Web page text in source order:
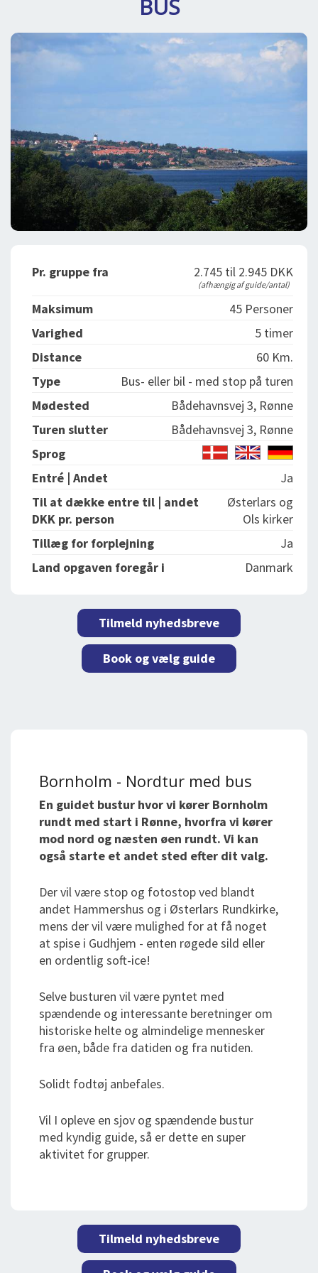
BOOKING
BUS
Pr. gruppe fra 2.745 til 2.945 DKK
(afhængig af guide/antal)
Maksimum
45 Personer
Varighed
5 timer
Distance
60 Km.
Type
Bus- eller bil - med stop på turen
Mødested
Bådehavnsvej 3, Rønne
Turen slutter
Bådehavnsvej 3, Rønne
Sprog
Entré | Andet
Ja
Til at dække entre til | andet
DKK pr. person
Østerlars og
Ols kirker
Tillæg for forplejning
Ja
Land opgaven foregår i
Danmark
Tilmeld nyhedsbreve
Book og vælg guide
Bornholm - Nordtur med bus
En guidet bustur hvor vi kører Bornholm
rundt med start i Rønne, hvorfra vi kører
mod nord og næsten øen rundt. Vi kan
også starte et andet sted efter dit valg.
Der vil være stop og fotostop ved blandt
andet Hammershus og i Østerlars Rundkirke,
mens der vil være mulighed for at få noget
at spise i Gudhjem - enten røgede sild eller
en ordentlig soft-ice!
Selve busturen vil være pyntet med
spændende og interessante beretninger om
historiske helte og almindelige mennesker
fra øen, både fra datiden og fra nutiden.
Solidt fodtøj anbefales.
Vil I opleve en sjov og spændende bustur
med kyndig guide, så er dette en super
aktivitet for grupper.
Tilmeld nyhedsbreve